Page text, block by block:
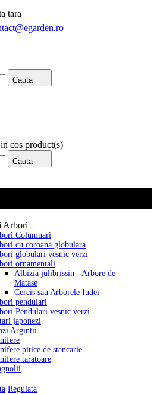
tara
Cauta
cos product(s)
Cauta
Arbori
Columnari
cu coroana globulara
globulari vesnic verzi
ornamentali
Albizia julibrissin - Arbore de
Matase
Cercis sau Arborele Iudei
pendulari
Pendulari vesnic verzi
japonezi
Argintii
pitice de stancarie
taratoare
Regulata